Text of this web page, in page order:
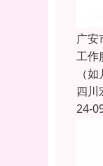
广安
工作
（
四川
24-